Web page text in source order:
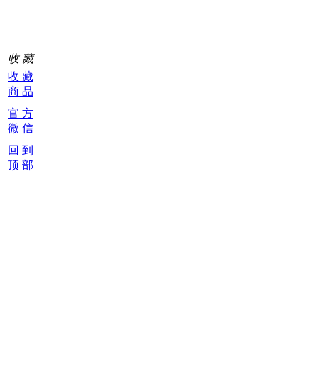
收 藏
收 藏
商 品
官 方
微 信
回 到
顶 部